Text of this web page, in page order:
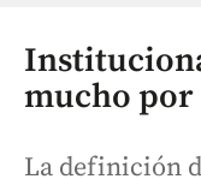
mucho
La definición